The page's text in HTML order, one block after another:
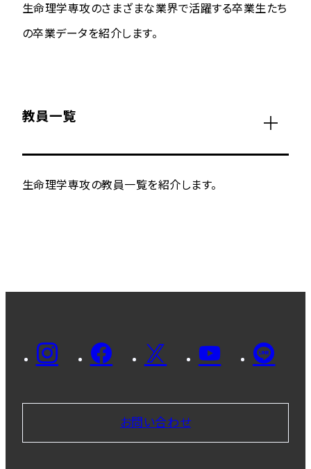
生命理学専攻のさまざまな業界で活躍する卒業生たち
の卒業データを紹介します。
教員一覧
生命理学専攻の教員一覧を紹介します。
お問い合わせ